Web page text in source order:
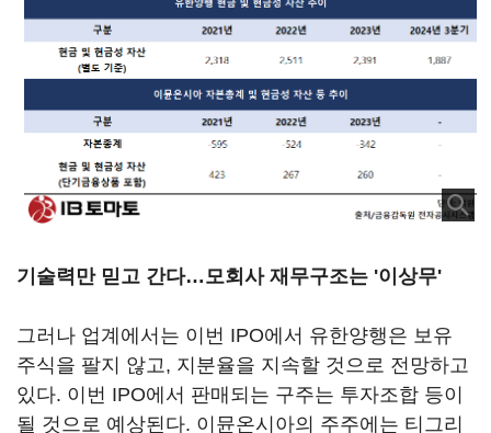
기술력만 믿고 간다…모회사 재무구조는 '이상무'
그러나 업계에서는 이번 IPO에서 유한양행은 보유
주식을 팔지 않고, 지분율을 지속할 것으로 전망하고
있다. 이번 IPO에서 판매되는 구주는 투자조합 등이
될 것으로 예상된다. 이뮨온시아의 주주에는 티그리